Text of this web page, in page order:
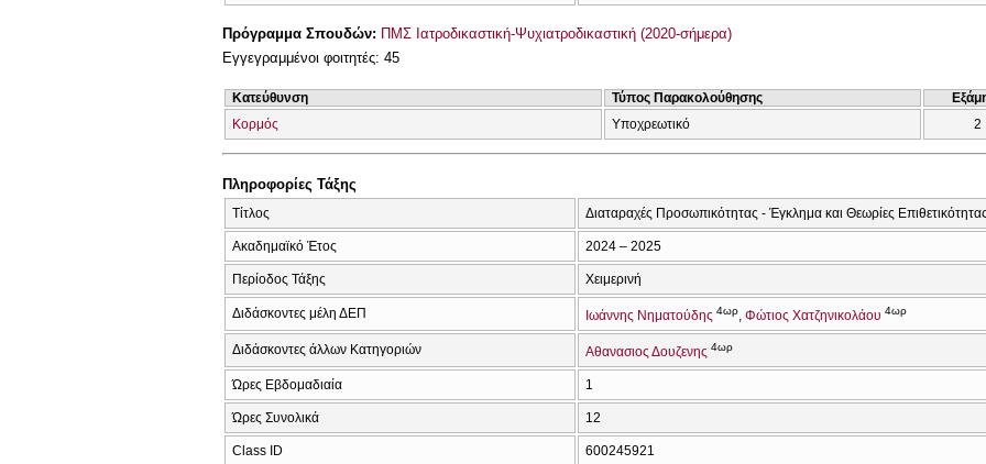
Πρόγραμμα Σπουδών: ΠΜΣ Ιατροδικαστική-Ψυχιατροδικαστική (2020-σήμερα)
Εγγεγραμμένοι φοιτητές: 45
Κατεύθυνση Τύπος Παρακολούθησης
Κορμός
Υποχρεωτικό 2
Πληροφορίες Τάξης
Τίτλος Διαταραχές Προσωπικότητας - Έγκλημα και Θεωρίες Επιθετικότητας
Ακαδημαϊκό Έτος 2024 – 2025
Περίοδος Τάξης Χειμερινή
Διδάσκοντες μέλη ΔΕΠ Ιωάννης Νηματούδης 4ωρ Φώτιος Χατζηνικολάου 4ωρ
Διδάσκοντες άλλων Κατηγοριών Αθανασιος Δουζενης 4ωρ
Ώρες Εβδομαδιαία 1
Ώρες Συνολικά 12
Class ID 600245921